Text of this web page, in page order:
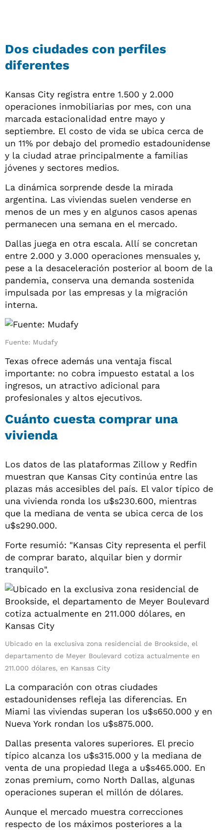
Dos ciudades con perfiles
diferentes
Kansas City registra entre 1.500 y 2.000
operaciones inmobiliarias por mes, con una
marcada estacionalidad entre mayo y
septiembre. El costo de vida se ubica cerca de
un 11% por debajo del promedio estadounidense
y la ciudad atrae principalmente a familias
jóvenes y sectores medios.
La dinámica sorprende desde la mirada
argentina. Las viviendas suelen venderse en
menos de un mes y en algunos casos apenas
permanecen una semana en el mercado.
Dallas juega en otra escala. Allí se concretan
entre 2.000 y 3.000 operaciones mensuales y,
pese a la desaceleración posterior al boom de la
pandemia, conserva una demanda sostenida
impulsada por las empresas y la migración
interna.
Fuente: Mudafy
Texas ofrece además una ventaja fiscal
importante: no cobra impuesto estatal a los
ingresos, un atractivo adicional para
profesionales y altos ejecutivos.
Cuánto cuesta comprar una
vivienda
Los datos de las plataformas Zillow y Redfin
muestran que Kansas City continúa entre las
plazas más accesibles del país. El valor típico de
una vivienda ronda los u$s230.600, mientras
que la mediana de venta se ubica cerca de los
u$s290.000.
Forte resumió: "Kansas City representa el perfil
de comprar barato, alquilar bien y dormir
tranquilo".
Ubicado en la exclusiva zona residencial de Brookside, el
departamento de Meyer Boulevard cotiza actualmente en
211.000 dólares, en Kansas City
La comparación con otras ciudades
estadounidenses refleja las diferencias. En
Miami las viviendas superan los u$s650.000 y en
Nueva York rondan los u$s875.000.
Dallas presenta valores superiores. El precio
típico alcanza los u$s315.000 y la mediana de
venta de una propiedad llega a u$s465.000. En
zonas premium, como North Dallas, algunas
operaciones superan el millón de dólares.
Aunque el mercado muestra correcciones
respecto de los máximos posteriores a la